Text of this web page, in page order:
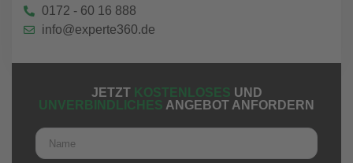
0172 - 60 16 888
info@experte360.de
JETZT KOSTENLOSES UND
UNVERBINDLICHES ANGEBOT ANFORDERN